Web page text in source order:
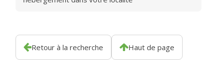
Retour à la recherche Haut de page